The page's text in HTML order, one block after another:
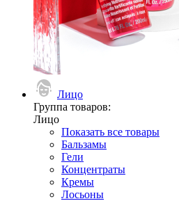
Лицо
Группа товаров:
Лицо
Показать все товары
Бальзамы
Гели
Концентраты
Кремы
Лосьоны